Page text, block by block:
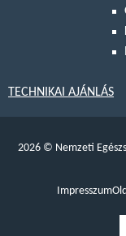
TECHNIKAI AJÁNLÁS
2026 © Nemzeti
Impresszum